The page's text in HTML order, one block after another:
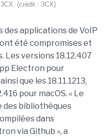
(crédit : 3CX)
des applications de VoIP
été compromises et
versions 18.12.407
Electron pour
que les 18.11.1213,
pour macOS. « Le
des bibliothèques
dans
via Github », a